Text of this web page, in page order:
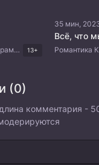
Романтика Музыка Драма Корейские дорамы 13+
35 мин,
Всё, что
(0)
комментария -